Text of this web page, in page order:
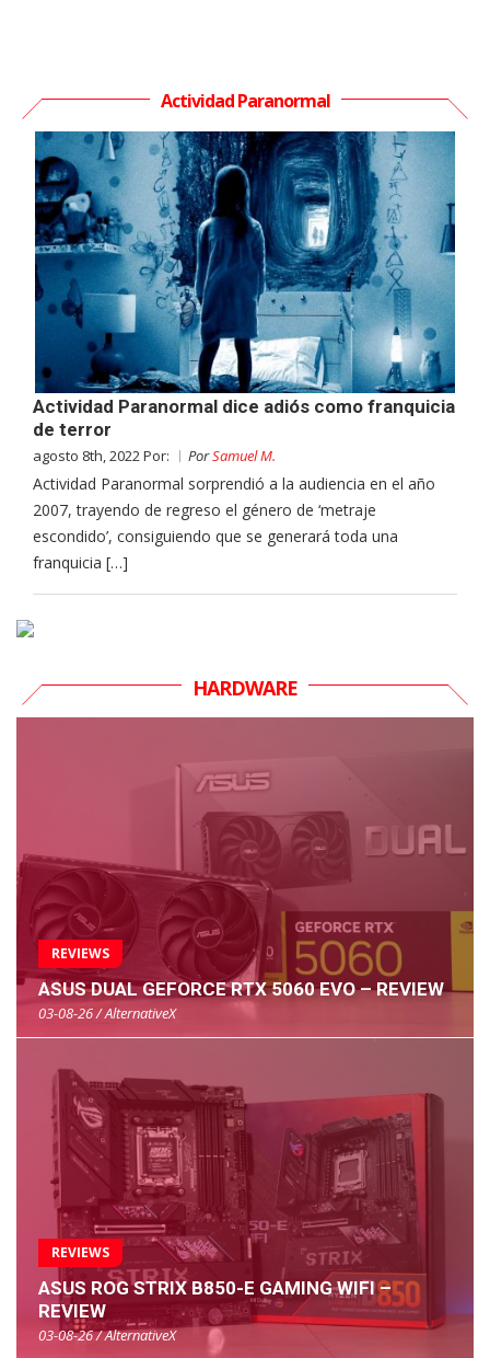
Actividad Paranormal
Actividad Paranormal dice adiós como franquicia
de terror
agosto 8th, 2022 Por: PorSamuel M.
Actividad Paranormal sorprendió a la audiencia en el año
2007, trayendo de regreso el género de ‘metraje
escondido’, consiguiendo que se generará toda una
franquicia […]
HARDWARE
REVIEWS
ASUS DUAL GEFORCE RTX 5060 EVO – REVIEW
03-08-26 / AlternativeX
REVIEWS
ASUS ROG STRIX B850-E GAMING WIFI –
REVIEW
03-08-26 / AlternativeX